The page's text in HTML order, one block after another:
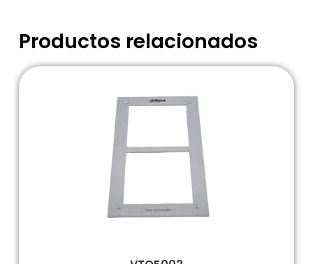
Productos relacionados